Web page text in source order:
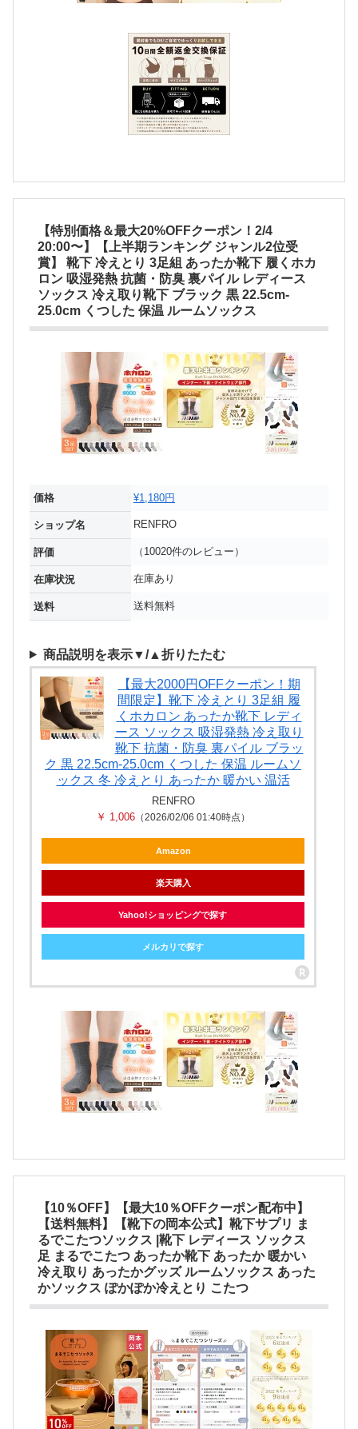
【特別価格＆最大20%OFFクーポン！2/4
20:00〜】【上半期ランキング ジャンル2位受
賞】 靴下 冷えとり 3足組 あったか靴下 履くホカ
ロン 吸湿発熱 抗菌・防臭 裏パイル レディース
ソックス 冷え取り靴下 ブラック 黒 22.5cm-
25.0cm くつした 保温 ルームソックス
価格 ¥1,180円
ショップ名 RENFRO
評価 （10020件のレビュー）
在庫状況 在庫あり
送料 送料無料
商品説明を表示▼/▲折りたたむ
【最大2000円OFFクーポン！期
間限定】靴下 冷えとり 3足組 履
くホカロン あったか靴下 レディ
ース ソックス 吸湿発熱 冷え取り
靴下 抗菌・防臭 裏パイル ブラッ
ク 黒 22.5cm-25.0cm くつした 保温 ルームソ
ックス 冬 冷えとり あったか 暖かい 温活
RENFRO
￥ 1,006 （2026/02/06 01:40時点）
Amazon
楽天購入
Yahoo!ショッピングで探す
メルカリで探す
【10％OFF】【最大10％OFFクーポン配布中】
【送料無料】【靴下の岡本公式】靴下サプリ ま
るでこたつソックス |靴下 レディース ソックス
足 まるでこたつ あったか靴下 あったか 暖かい
冷え取り あったかグッズ ルームソックス あった
かソックス ぽかぽか冷えとり こたつ